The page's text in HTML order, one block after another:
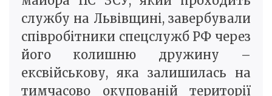
службу на Львівщині, завербували
співробітники спецслужб РФ через
його колишню дружину –
ексвійськову, яка залишилась на
тимчасово окупованій території